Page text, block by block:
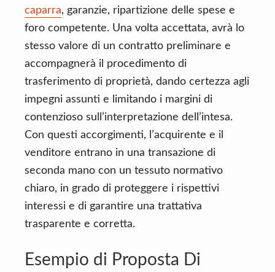
caparra, garanzie, ripartizione delle spese e
foro competente. Una volta accettata, avrà lo
stesso valore di un contratto preliminare e
accompagnerà il procedimento di
trasferimento di proprietà, dando certezza agli
impegni assunti e limitando i margini di
contenzioso sull’interpretazione dell’intesa.
Con questi accorgimenti, l’acquirente e il
venditore entrano in una transazione di
seconda mano con un tessuto normativo
chiaro, in grado di proteggere i rispettivi
interessi e di garantire una trattativa
trasparente e corretta.
Esempio di Proposta Di